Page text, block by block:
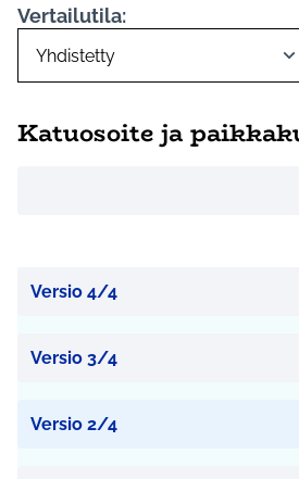
Vertailutila:
Katuosoite ja
Versio 4/4
Versio 3/4
Versio 2/4